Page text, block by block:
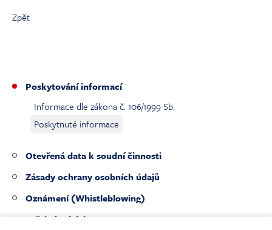
Zpět
Poskytování informací
Informace dle zákona č. 106/1999 Sb.
Poskytnuté informace
Otevřená data k soudní činnosti
Zásady ochrany osobních údajů
Oznámení (Whistleblowing)
Veřejné zakázky